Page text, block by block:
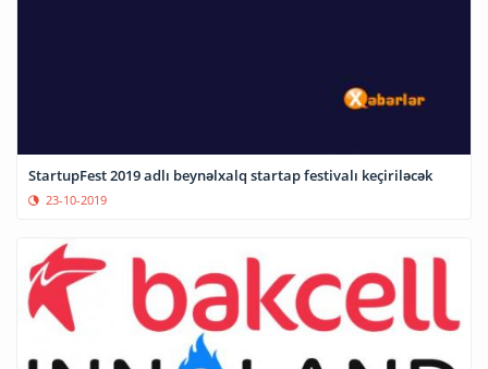
StartupFest 2019 adlı beynəlxalq startap festivalı keçiriləcək
23-10-2019